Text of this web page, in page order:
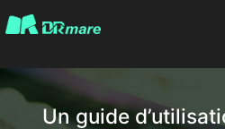
Streaming Audio
Un guide